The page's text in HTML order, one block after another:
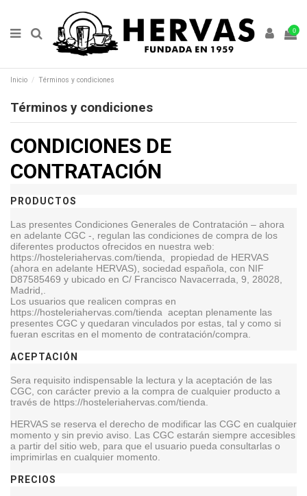
0
Inicio Términos y condiciones
Términos y condiciones
CONDICIONES DE
CONTRATACIÓN
PRODUCTOS
Las presentes Condiciones Generales de Contratación – ahora
en adelante CGC -, regulan las condiciones de compra de los
diferentes productos ofrecidos en nuestra web:
https://hosteleriahervas.com/tienda, propiedad de HERVAS
(ahora en adelante HERVAS), sociedad española, con NIF
D87585469 y ubicado en C/ Francisco Navacerrada, 9, 28028,
Madrid,.
Los usuarios que realicen compras en
https://hosteleriahervas.com/tienda aceptan plenamente las
presentes CGC y quedaran vinculados por estas, tal y como si
fueran escritas en el momento de contratación/compra.
ACEPTACIÓN
Sera requisito indispensable la lectura y la aceptación de las
CGC, con carácter previo a la compra de cualquier producto a
través de https://hosteleriahervas.com/tienda.
HERVAS se reserva el derecho de modificar las CGC en cualquier
momento y sin previo aviso. Las CGC estarán siempre accesibles
a partir del sitio web, para que el usuario pueda consultarlas o
imprimirlas en cualquier momento.
PRECIOS